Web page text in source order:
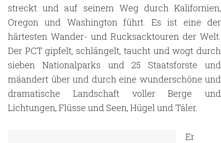
streckt und auf seinem Weg durch Kalifornien,
Oregon und Washington führt. Es ist eine der
härtesten Wander- und Rucksacktouren der Welt.
Der PCT gipfelt, schlängelt, taucht und wogt durch
sieben Nationalparks und 25 Staatsforste und
mäandert über und durch eine wunderschöne und
dramatische Landschaft voller Berge und
Lichtungen, Flüsse und Seen, Hügel und Täler.
Er